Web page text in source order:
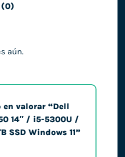
(0)
aún.
en valorar “Dell
14″ / i5-5300U /
SSD Windows 11”